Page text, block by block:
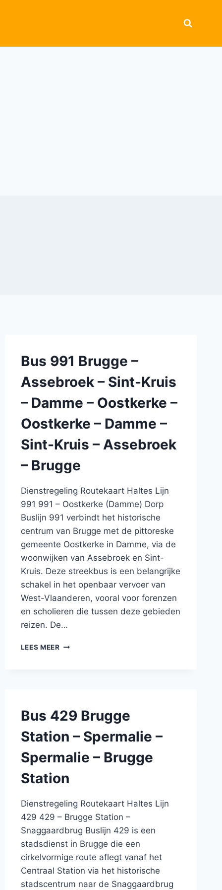
Bus 991 Brugge –
Assebroek – Sint-Kruis
– Damme – Oostkerke –
Oostkerke – Damme –
Sint-Kruis – Assebroek
– Brugge
Dienstregeling Routekaart Haltes Lijn
991 991 – Oostkerke (Damme) Dorp
Buslijn 991 verbindt het historische
centrum van Brugge met de pittoreske
gemeente Oostkerke in Damme, via de
woonwijken van Assebroek en Sint-
Kruis. Deze streekbus is een belangrijke
schakel in het openbaar vervoer van
West-Vlaanderen, vooral voor forenzen
en scholieren die tussen deze gebieden
reizen. De…
LEES MEERBUS
KRUIS
DAMME
OOSTKERKE
OOSTKERKE
DAMME
SINT-
KRUIS
–
ASSEBROEK
BRUGGE
Bus 429 Brugge
Station – Spermalie –
Spermalie – Brugge
Station
Dienstregeling Routekaart Haltes Lijn
429 429 – Brugge Station –
Snaggaardbrug Buslijn 429 is een
stadsdienst in Brugge die een
cirkelvormige route aflegt vanaf het
Centraal Station via het historische
stadscentrum naar de Snaggaardbrug